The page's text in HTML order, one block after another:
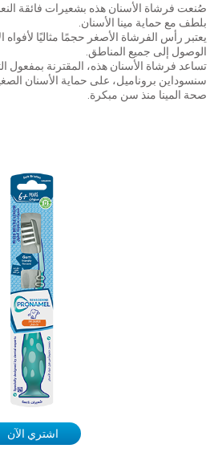
صُنعت فرشاة الأسنان هذه بشعيرات فائقة
بلطف مع حماية مينا الأسنان.
يعتبر رأس الفرشاة الأصغر حجمًا مثاليًا
الوصول إلى جميع المناطق.
تساعد فرشاة الأسنان هذه، المقترنة بمفعول
سنسوداين بروناميل، على حماية الأسنان
صحة المينا منذ سن مبكرة.
اشتري الآن